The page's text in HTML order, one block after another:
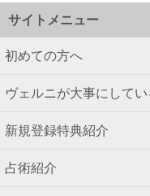
サイトメニュー
初めての方へ
ヴェルニが大事にしてい
新規登録特典紹介
占術紹介